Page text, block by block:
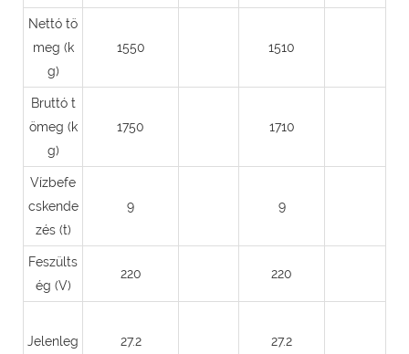
Nettó tö
meg (k
g)
1550 1510
Bruttó t
ömeg (k
g)
1750 1710
Vízbefe
cskende
zés (t)
9 9
Feszülts
ég (V)
220 220
Jelenleg
27.2 27.2